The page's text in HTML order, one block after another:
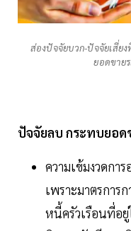
ส่องปัจจัยบวก-ปัจจัยเสี่ย
ยอดขาย
ปัจจัยลบ กระทบยอด
ความเข้มงวดกา
เพราะมาตรกา
หนี้ครัวเรือนที่อยู่